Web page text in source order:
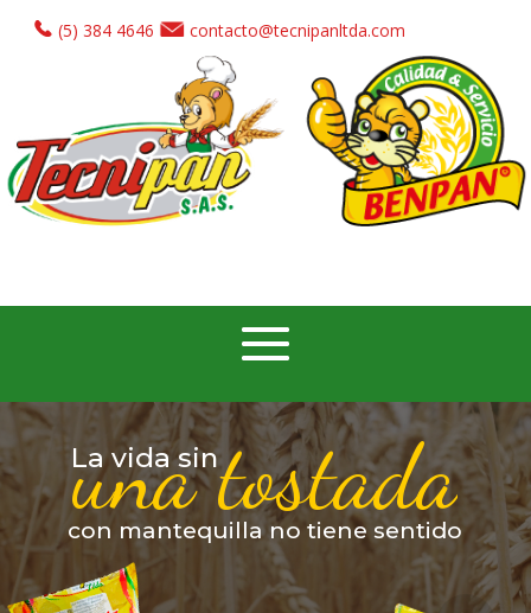
(5) 384 4646 contacto@tecnipanltda.com
La vida sin
una tostada
con mantequilla no tiene sentido